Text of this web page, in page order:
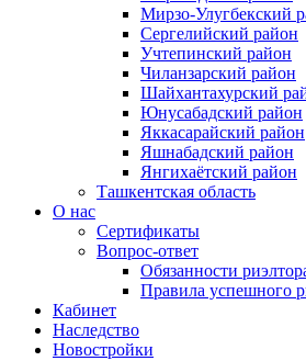
Мирзо-Улугбекский
Сергелийский район
Учтепинский район
Чиланзарский район
Шайхантахурский
Юнусабадский район
Яккасарайский район
Яшнабадский район
Янгихаётский район
Ташкентская область
О нас
Сертификаты
Вопрос-ответ
Обязанности
Правила успешного
Кабинет
Наследство
Новостройки